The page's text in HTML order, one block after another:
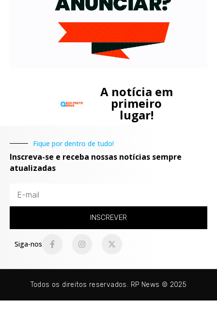
A notícia em
primeiro
lugar!
Fique por dentro de tudo!
Inscreva-se e receba nossas notícias sempre
atualizadas
INSCREVER
Siga-nos
Todos os direitos reservados. RP News © 2025